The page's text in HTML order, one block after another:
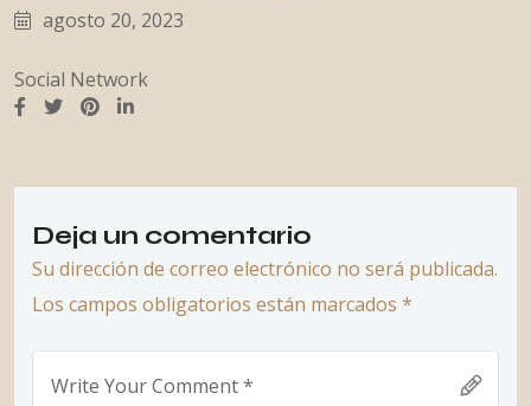
agosto 20, 2023
Social Network
Deja un comentario
Su dirección de correo electrónico no será publicada.
Los campos obligatorios están marcados *